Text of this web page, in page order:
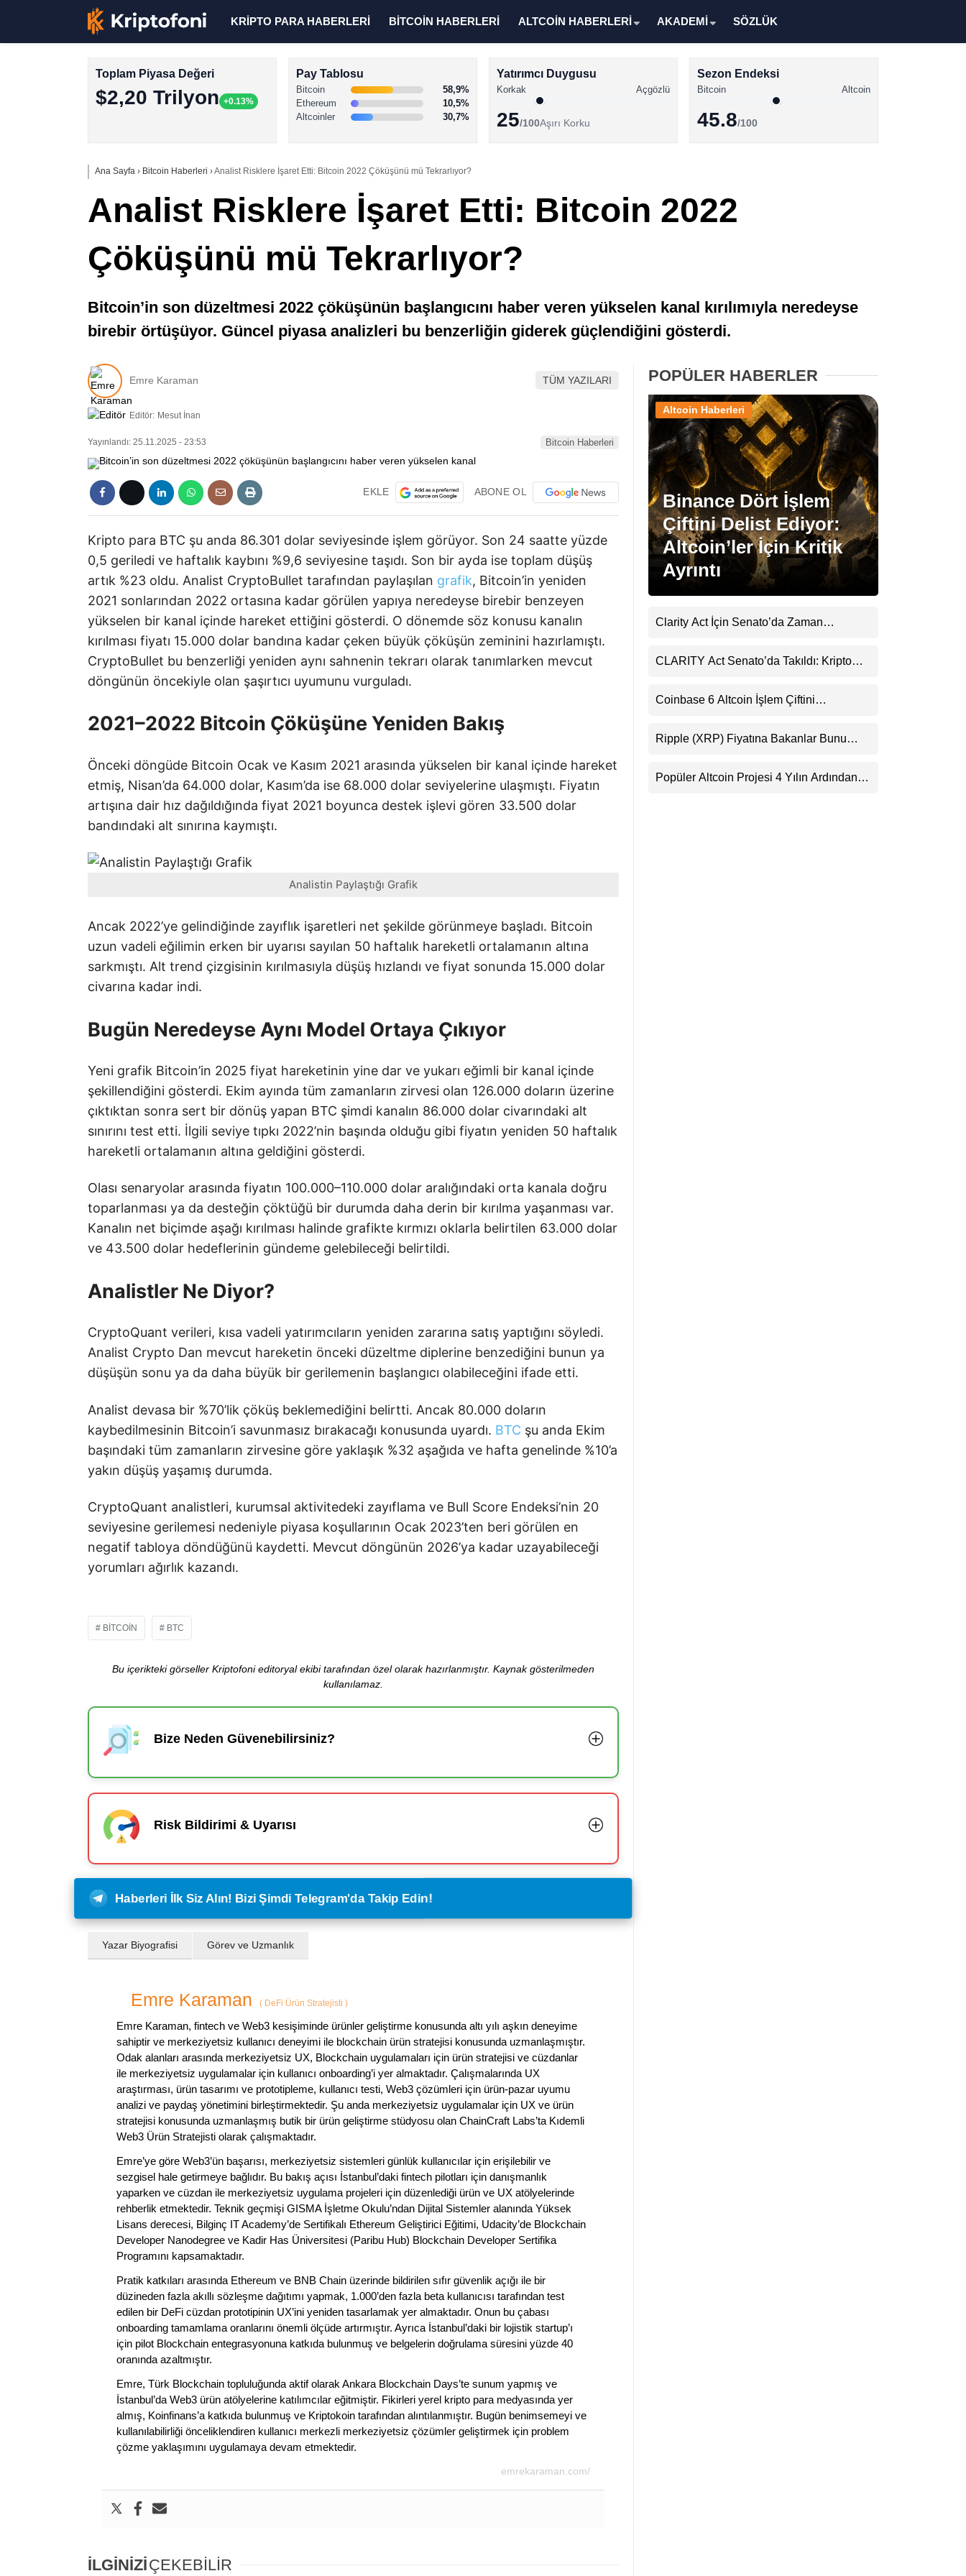
Memecoin Haberleri
Facebook
Instagram
Youtube
TikTok
KRİPTO PARA HABERLERİ BİTCOİN HABERLERİ ALTCOİN HABERLERİ AKADEMİ SÖZLÜK
Toplam Piyasa Değeri
$2,20 Trilyon +0.13%
Pay Tablosu
Bitcoin
58,9%
Ethereum
10,5%
Altcoinler
30,7%
Yatırımcı Duygusu
Korkak Açgözlü
25/100Aşırı Korku
Sezon Endeksi
Bitcoin Altcoin
45.8/100
Ana Sayfa › Bitcoin Haberleri ›Analist Risklere İşaret Etti: Bitcoin 2022 Çöküşünü mü Tekrarlıyor?
Analist Risklere İşaret Etti: Bitcoin 2022
Çöküşünü mü Tekrarlıyor?
Bitcoin’in son düzeltmesi 2022 çöküşünün başlangıcını haber veren yükselen kanal kırılımıyla neredeyse
birebir örtüşüyor. Güncel piyasa analizleri bu benzerliğin giderek güçlendiğini gösterdi.
Emre Karaman TÜM YAZILARI
Editör: Mesut İnan
Yayınlandı: 25.11.2025 - 23:53 Bitcoin Haberleri
EKLE ABONE OL
Kripto para BTC şu anda 86.301 dolar seviyesinde işlem görüyor. Son 24 saatte yüzde
0,5 geriledi ve haftalık kaybını %9,6 seviyesine taşıdı. Son bir ayda ise toplam düşüş
artık %23 oldu. Analist CryptoBullet tarafından paylaşılan grafik, Bitcoin’in yeniden
2021 sonlarından 2022 ortasına kadar görülen yapıya neredeyse birebir benzeyen
yükselen bir kanal içinde hareket ettiğini gösterdi. O dönemde söz konusu kanalın
kırılması fiyatı 15.000 dolar bandına kadar çeken büyük çöküşün zeminini hazırlamıştı.
CryptoBullet bu benzerliği yeniden aynı sahnenin tekrarı olarak tanımlarken mevcut
döngünün öncekiyle olan şaşırtıcı uyumunu vurguladı.
2021–2022 Bitcoin Çöküşüne Yeniden Bakış
Önceki döngüde Bitcoin Ocak ve Kasım 2021 arasında yükselen bir kanal içinde hareket
etmiş, Nisan’da 64.000 dolar, Kasım’da ise 68.000 dolar seviyelerine ulaşmıştı. Fiyatın
artışına dair hız dağıldığında fiyat 2021 boyunca destek işlevi gören 33.500 dolar
bandındaki alt sınırına kaymıştı.
Analistin Paylaştığı Grafik
Ancak 2022’ye gelindiğinde zayıflık işaretleri net şekilde görünmeye başladı. Bitcoin
uzun vadeli eğilimin erken bir uyarısı sayılan 50 haftalık hareketli ortalamanın altına
sarkmıştı. Alt trend çizgisinin kırılmasıyla düşüş hızlandı ve fiyat sonunda 15.000 dolar
civarına kadar indi.
Bugün Neredeyse Aynı Model Ortaya Çıkıyor
Yeni grafik Bitcoin’in 2025 fiyat hareketinin yine dar ve yukarı eğimli bir kanal içinde
şekillendiğini gösterdi. Ekim ayında tüm zamanların zirvesi olan 126.000 doların üzerine
çıktıktan sonra sert bir dönüş yapan BTC şimdi kanalın 86.000 dolar civarındaki alt
sınırını test etti. İlgili seviye tıpkı 2022’nin başında olduğu gibi fiyatın yeniden 50 haftalık
hareketli ortalamanın altına geldiğini gösterdi.
Olası senaryolar arasında fiyatın 100.000–110.000 dolar aralığındaki orta kanala doğru
toparlanması ya da desteğin çöktüğü bir durumda daha derin bir kırılma yaşanması var.
Kanalın net biçimde aşağı kırılması halinde grafikte kırmızı oklarla belirtilen 63.000 dolar
ve 43.500 dolar hedeflerinin gündeme gelebileceği belirtildi.
Analistler Ne Diyor?
CryptoQuant verileri, kısa vadeli yatırımcıların yeniden zararına satış yaptığını söyledi.
Analist Crypto Dan mevcut hareketin önceki düzeltme diplerine benzediğini bunun ya
düşüşün sonu ya da daha büyük bir gerilemenin başlangıcı olabileceğini ifade etti.
Analist devasa bir %70’lik çöküş beklemediğini belirtti. Ancak 80.000 doların
kaybedilmesinin Bitcoin’i savunmasız bırakacağı konusunda uyardı. BTC şu anda Ekim
başındaki tüm zamanların zirvesine göre yaklaşık %32 aşağıda ve hafta genelinde %10’a
yakın düşüş yaşamış durumda.
CryptoQuant analistleri, kurumsal aktivitedeki zayıflama ve Bull Score Endeksi’nin 20
seviyesine gerilemesi nedeniyle piyasa koşullarının Ocak 2023’ten beri görülen en
negatif tabloya döndüğünü kaydetti. Mevcut döngünün 2026’ya kadar uzayabileceği
yorumları ağırlık kazandı.
BITCOIN BTC
Bu içerikteki görseller Kriptofoni editoryal ekibi tarafından özel olarak hazırlanmıştır. Kaynak gösterilmeden
kullanılamaz.
Bize Neden Güvenebilirsiniz?
Risk Bildirimi & Uyarısı
Haberleri İlk Siz Alın! Bizi Şimdi Telegram'da Takip Edin!
Yazar Biyografisi Görev ve Uzmanlık
Emre Karaman ( DeFi Ürün Stratejisti )
Emre Karaman, fintech ve Web3 kesişiminde ürünler geliştirme konusunda altı yılı aşkın deneyime
sahiptir ve merkeziyetsiz kullanıcı deneyimi ile blockchain ürün stratejisi konusunda uzmanlaşmıştır.
Odak alanları arasında merkeziyetsiz UX, Blockchain uygulamaları için ürün stratejisi ve cüzdanlar
ile merkeziyetsiz uygulamalar için kullanıcı onboarding’i yer almaktadır. Çalışmalarında UX
araştırması, ürün tasarımı ve prototipleme, kullanıcı testi, Web3 çözümleri için ürün-pazar uyumu
analizi ve paydaş yönetimini birleştirmektedir. Şu anda merkeziyetsiz uygulamalar için UX ve ürün
stratejisi konusunda uzmanlaşmış butik bir ürün geliştirme stüdyosu olan ChainCraft Labs’ta Kıdemli
Web3 Ürün Stratejisti olarak çalışmaktadır.
Emre’ye göre Web3’ün başarısı, merkeziyetsiz sistemleri günlük kullanıcılar için erişilebilir ve
sezgisel hale getirmeye bağlıdır. Bu bakış açısı İstanbul’daki fintech pilotları için danışmanlık
yaparken ve cüzdan ile merkeziyetsiz uygulama projeleri için düzenlediği ürün ve UX atölyelerinde
rehberlik etmektedir. Teknik geçmişi GISMA İşletme Okulu’ndan Dijital Sistemler alanında Yüksek
Lisans derecesi, Bilginç IT Academy’de Sertifikalı Ethereum Geliştirici Eğitimi, Udacity’de Blockchain
Developer Nanodegree ve Kadir Has Üniversitesi (Paribu Hub) Blockchain Developer Sertifika
Programını kapsamaktadır.
Pratik katkıları arasında Ethereum ve BNB Chain üzerinde bildirilen sıfır güvenlik açığı ile bir
düzineden fazla akıllı sözleşme dağıtımı yapmak, 1.000’den fazla beta kullanıcısı tarafından test
edilen bir DeFi cüzdan prototipinin UX’ini yeniden tasarlamak yer almaktadır. Onun bu çabası
onboarding tamamlama oranlarını önemli ölçüde artırmıştır. Ayrıca İstanbul’daki bir lojistik startup’ı
için pilot Blockchain entegrasyonuna katkıda bulunmuş ve belgelerin doğrulama süresini yüzde 40
oranında azaltmıştır.
Emre, Türk Blockchain topluluğunda aktif olarak Ankara Blockchain Days’te sunum yapmış ve
İstanbul’da Web3 ürün atölyelerine katılımcılar eğitmiştir. Fikirleri yerel kripto para medyasında yer
almış, Koinfinans’a katkıda bulunmuş ve Kriptokoin tarafından alıntılanmıştır. Bugün benimsemeyi ve
kullanılabilirliği önceliklendiren kullanıcı merkezli merkeziyetsiz çözümler geliştirmek için problem
çözme yaklaşımını uygulamaya devam etmektedir.
emrekaraman.com/
İLGİNİZİÇEKEBİLİR
POPÜLER HABERLER
Binance Dört İşlem
Çiftini Delist Ediyor:
Altcoin’ler İçin Kritik
Ayrıntı
Altcoin Haberleri
Clarity Act İçin Senato’da Zaman
CLARITY Act Senato’da Takıldı: Kripto
Coinbase 6 Altcoin İşlem Çiftini
Ripple (XRP) Fiyatına Bakanlar Bunu
Uyarı
Popüler Altcoin Projesi 4 Yılın Ardından